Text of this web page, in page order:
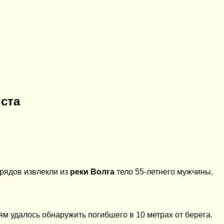
извлекли из реки Волга тело 55-летнего мужчины,
удалось обнаружить погибшего в 10 метрах от берега.